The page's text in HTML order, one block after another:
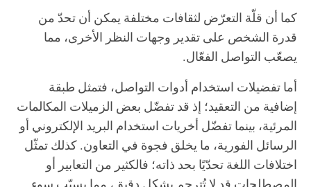
كما أن قلّة التعرّض لثقافات مختلفة يمكن أن تحدّ من
قدرة الشخص على تقدير وجهات النظر الأخرى، مما
يصعّب التواصل الفعّال.
أما تفضيلات استخدام أدوات التواصل، فتمثل طبقة
إضافية من التعقيد؛ إذ قد تفضّل بعض الزميلات المكالمات
المرئية، بينما تفضّل أخريات استخدام البريد الإلكتروني أو
الرسائل الفورية، ما يخلق فجوة في التعاون. كذلك تمثّل
اختلافات اللغة تحدّيًا بحد ذاته؛ فالكثير من التعابير أو
المصطلحات قد لا تُترجم بشكل دقيق، مما يسبّب سوء